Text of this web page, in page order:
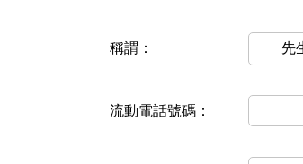
稱謂： 先
流動電話號碼：